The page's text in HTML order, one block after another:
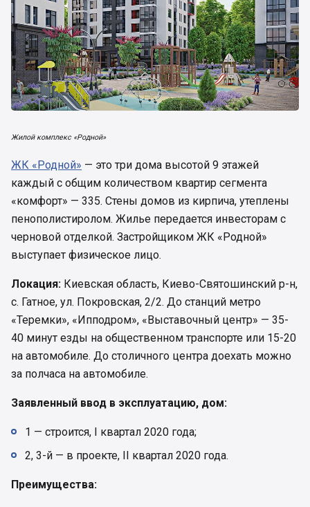
Жилой комплекс «Родной»
ЖК «Родной» — это три дома высотой 9 этажей
каждый с общим количеством квартир сегмента
«комфорт» — 335. Стены домов из кирпича, утеплены
пенополистиролом. Жилье передается инвесторам с
черновой отделкой. Застройщиком ЖК «Родной»
выступает физическое лицо.
Локация: Киевская область, Киево-Святошинский р-н,
с. Гатное, ул. Покровская, 2/2. До станций метро
«Теремки», «Ипподром», «Выставочный центр» — 35-
40 минут езды на общественном транспорте или 15-20
на автомобиле. До столичного центра доехать можно
за полчаса на автомобиле.
Заявленный ввод в эксплуатацию, дом:
1 — строится, I квартал 2020 года;
2, 3-й — в проекте, II квартал 2020 года.
Преимущества: